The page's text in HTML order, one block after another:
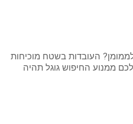
העובדות בשטח מוכיחות
ממנוע החיפוש גוגל תהיה